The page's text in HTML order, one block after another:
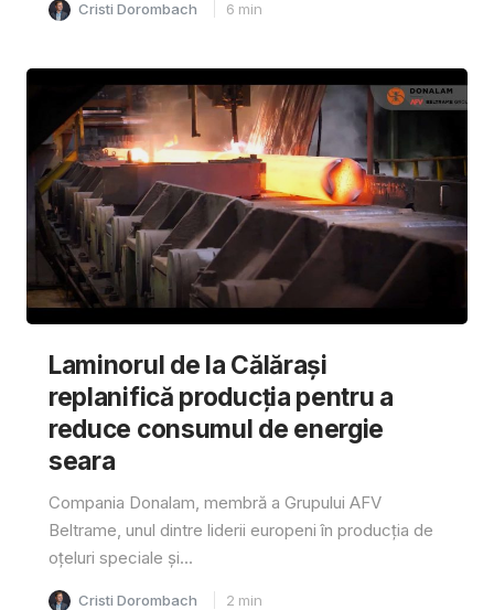
Cristi Dorombach 6 min
Laminorul de la Călărași
replanifică producția pentru a
reduce consumul de energie
seara
Compania Donalam, membră a Grupului AFV
Beltrame, unul dintre liderii europeni în producția de
oțeluri speciale și...
Cristi Dorombach 2 min